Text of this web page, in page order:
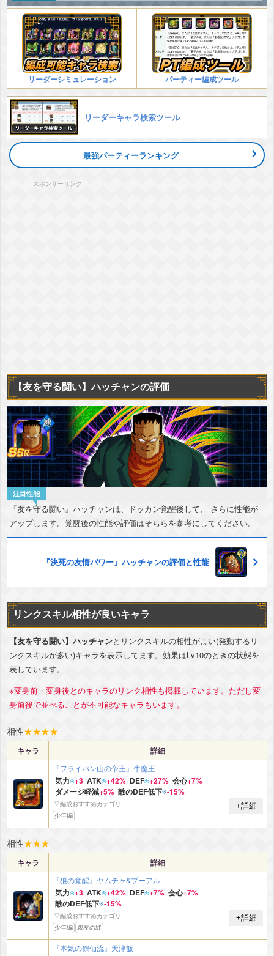
リーダーシミュレーション パーティー編成ツール
リーダーキャラ検索ツール
最強パーティーランキング
スポンサーリンク
【友を守る闘い】ハッチャンの評価
『友を守る闘い』ハッチャンは、ドッカン覚醒後して、 さらに性能が
アップします。覚醒後の性能や評価はそちらを参考にしてください。
『決死の友情パワー』ハッチャンの評価と性能
リンクスキル相性が良いキャラ
【友を守る闘い】ハッチャンとリンクスキルの相性がよい(発動するリ
ンクスキルが多い)キャラを表示してます。効果はLv10のときの状態を
表しています。
※変身前・変身後とのキャラのリンク相性も掲載しています。ただし変
身前後で並べることが不可能なキャラもいます。
相性★★★★
キャラ 詳細
『フライパン山の帝王』牛魔王
気力 +3 ATK +42% DEF +27% 会心+7%
ダメージ軽減+5% 敵のDEF低下 -15%
▽編成おすすめカテゴリ
少年編
+詳細
相性★★★
キャラ 詳細
『狼の覚醒』ヤムチャ&プーアル
気力 +3 ATK +42% DEF +7% 会心+7%
敵のDEF低下 -15%
▽編成おすすめカテゴリ
少年編 親友の絆
+詳細
『本気の鶴仙流』天津飯